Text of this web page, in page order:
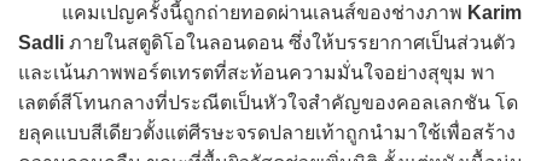
แคมเปญครั้งนี้ถูกถ่ายทอดผ่านเลนส์ของช่างภาพ Karim
Sadli ภายในสตูดิโอในลอนดอน ซึ่งให้บรรยากาศเป็นส่วนตัว
และเน้นภาพพอร์ตเทรตที่สะท้อนความมั่นใจอย่างสุขุม พา
เลตต์สีโทนกลางที่ประณีตเป็นหัวใจสำคัญของคอลเลกชัน โด
ยลุคแบบสีเดียวตั้งแต่ศีรษะจรดปลายเท้าถูกนำมาใช้เพื่อสร้าง